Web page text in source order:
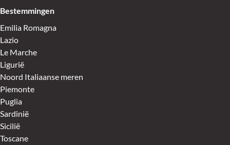
Bestemmingen
Emilia Romagna
Lazio
Le Marche
Ligurië
Noord Italiaanse meren
Piemonte
Puglia
Sardinië
Sicilië
Toscane